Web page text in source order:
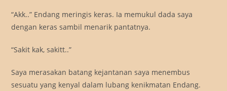
“Akk..” Endang meringis keras. Ia memukul dada saya
dengan keras sambil menarik pantatnya.
“Sakit kak, sakitt..”
Saya merasakan batang kejantanan saya menembus
sesuatu yang kenyal dalam lubang kenikmatan Endang.